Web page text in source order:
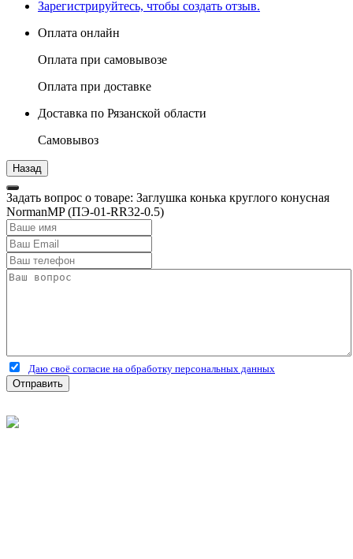
Зарегистрируйтесь, чтобы создать отзыв.
Оплата онлайн
Оплата при самовывозе
Оплата при доставке
Доставка по Рязанской области
Самовывоз
Задать вопрос о товаре: Заглушка конька круглого конусная
NormanMP (ПЭ-01-RR32-0.5)
Даю своё согласие на обработку персональных данных
Отправить